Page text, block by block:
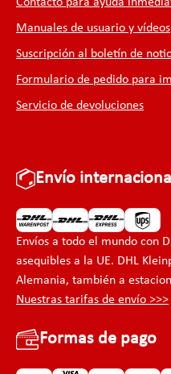
Manuales de usuario y vídeos
Suscripción al boletín de
Formulario de pedido para
Servicio de devoluciones
Formas de pago
Envío
Envíos a todo el mundo con
asequibles a la UE. DHL
Alemania, también a
Nuestras tarifas de envío >>>